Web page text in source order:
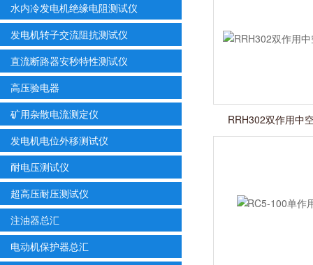
水内冷发电机绝缘电阻测试仪
发电机转子交流阻抗测试仪
直流断路器安秒特性测试仪
高压验电器
矿用杂散电流测定仪
发电机电位外移测试仪
耐电压测试仪
超高压耐压测试仪
注油器总汇
电动机保护器总汇
RRH302双作用中